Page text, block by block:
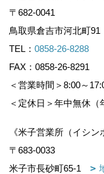
〒682-0041
鳥取県倉吉市河北町91
TEL： 0858-26-8288
FAX：0858-26-8291
＜営業時間＞8:00～
＜定休日＞年中無休（
《米子営業所（イシン
〒683-0033
米子市長砂町65-1